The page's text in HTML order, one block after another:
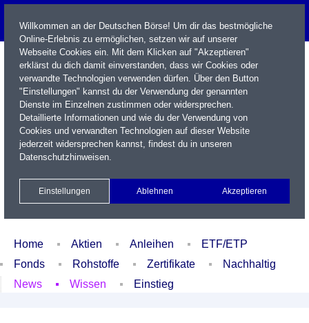
Name / WKN / ISIN / Kürzel
Xetra Realtime
Watchlist Portfolio Login
Home Aktien Anleihen
ETF/ETP
Fonds
Rohstoffe Zertifikate
Nachhaltig
News
Wissen Einstieg
Willkommen an der Deutschen Börse! Um dir das bestmögliche
Online-Erlebnis zu ermöglichen, setzen wir auf unserer
Webseite Cookies ein. Mit dem Klicken auf "Akzeptieren"
erklärst du dich damit einverstanden, dass wir Cookies oder
verwandte Technologien verwenden dürfen. Über den Button
"Einstellungen" kannst du der Verwendung der genannten
Dienste im Einzelnen zustimmen oder widersprechen.
Detaillierte Informationen und wie du der Verwendung von
Cookies und verwandten Technologien auf dieser Website
jederzeit widersprechen kannst, findest du in unseren
Datenschutzhinweisen.
Einstellungen Ablehnen Akzeptieren